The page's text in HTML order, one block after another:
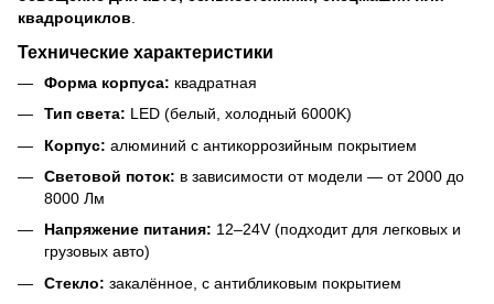
квадроциклов
Технические характеристики
Форма корпуса: квадратная
Тип света: LED (белый, холодный 6000K)
Корпус: алюминий с антикоррозийным покрытием
Световой поток: в зависимости от модели — от 2000 до
8000 Лм
Напряжение питания: 12–24V (подходит для легковых и
грузовых авто)
Стекло: закалённое, с антибликовым покрытием